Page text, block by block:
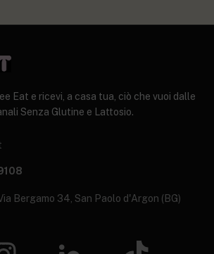
Eat e ricevi, a casa tua, ciò che vuoi dalle
Senza Glutine e Lattosio.
Bergamo 34, San Paolo d'Argon (BG)